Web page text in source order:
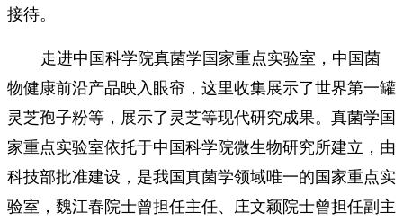
接待。
走进中国科学院真菌学国家重点实验室，中国菌
物健康前沿产品映入眼帘，这里收集展示了世界第一罐
灵芝孢子粉等，展示了灵芝等现代研究成果。真菌学国
家重点实验室依托于中国科学院微生物研究所建立，由
科技部批准建设，是我国真菌学领域唯一的国家重点实
验室，魏江春院士曾担任主任、庄文颖院士曾担任副主